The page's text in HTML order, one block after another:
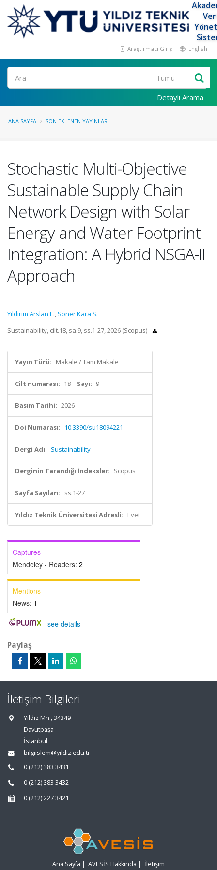
Araştırmacı Girişi English
Ara
Detaylı Arama
ANA SAYFA SON EKLENEN YAYINLAR
Stochastic Multi-Objective
Sustainable Supply Chain
Network Design with Solar
Energy and Water Footprint
Integration: A Hybrid NSGA-II
Approach
Yıldırım Arslan E., Soner Kara S.
Sustainability, cilt.18, sa.9, ss.1-27, 2026 (Scopus)
Yayın Türü: Makale / Tam Makale
Cilt numarası: 18 Sayı: 9
Basım Tarihi: 2026
Doi Numarası: 10.3390/su18094221
Dergi Adı: Sustainability
Derginin Tarandığı İndeksler: Scopus
Sayfa Sayıları: ss.1-27
Yıldız Teknik Üniversitesi Adresli: Evet
Captures
Mendeley - Readers: 2
Mentions
News: 1
- see details
Paylaş
İletişim Bilgileri
Yıldız Mh., 34349
Davutpaşa
İstanbul
bilgiislem@yildiz.edu.tr
0 (212) 383 3431
0 (212) 383 3432
0 (212) 227 3421
Ana Sayfa | AVESİS Hakkında | İletişim